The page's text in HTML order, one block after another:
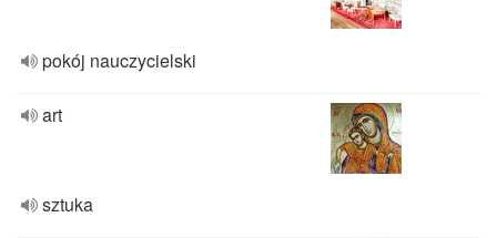
pokój nauczycielski
art
sztuka